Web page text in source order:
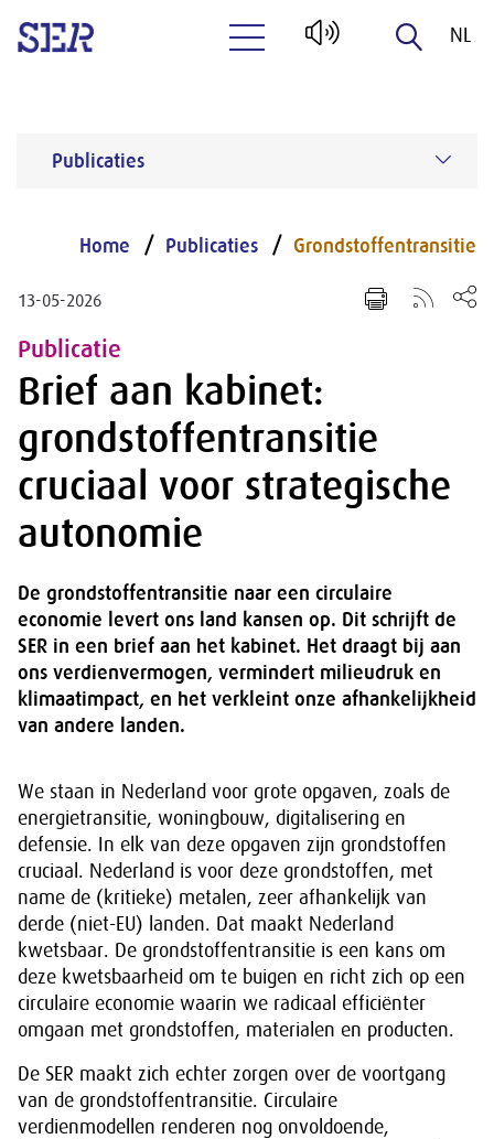
NL
Publicaties
Home Publicaties Grondstoffentransitie
13-05-2026
Publicatie
Brief aan kabinet:
grondstoffentransitie
cruciaal voor strategische
autonomie
De grondstoffentransitie naar een circulaire
economie levert ons land kansen op. Dit schrijft de
SER in een brief aan het kabinet. Het draagt bij aan
ons verdienvermogen, vermindert milieudruk en
klimaatimpact, en het verkleint onze afhankelijkheid
van andere landen.
We staan in Nederland voor grote opgaven, zoals de
energietransitie, woningbouw, digitalisering en
defensie. In elk van deze opgaven zijn grondstoffen
cruciaal. Nederland is voor deze grondstoffen, met
name de (kritieke) metalen, zeer afhankelijk van
derde (niet-EU) landen. Dat maakt Nederland
kwetsbaar. De grondstoffentransitie is een kans om
deze kwetsbaarheid om te buigen en richt zich op een
circulaire economie waarin we radicaal efficiënter
omgaan met grondstoffen, materialen en producten.
De SER maakt zich echter zorgen over de voortgang
van de grondstoffentransitie. Circulaire
verdienmodellen renderen nog onvoldoende,